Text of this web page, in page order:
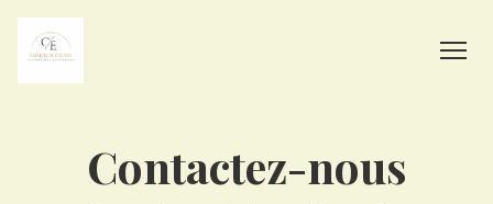
Contactez-nous